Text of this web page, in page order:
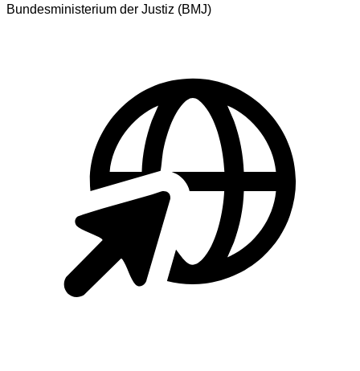
Bundesministerium der Justiz (BMJ)